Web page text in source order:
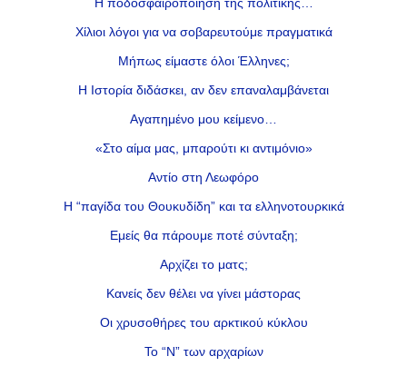
Χίλιοι λόγοι για να σοβαρευτούμε πραγματικά
Μήπως είμαστε όλοι Έλληνες;
Η Ιστορία διδάσκει, αν δεν επαναλαμβάνεται
Αγαπημένο μου κείμενο…
«Στο αίμα μας, μπαρούτι κι αντιμόνιο»
Αντίο στη Λεωφόρο
Η “παγίδα του Θουκυδίδη” και τα ελληνοτουρκικά
Εμείς θα πάρουμε ποτέ σύνταξη;
Αρχίζει το ματς;
Κανείς δεν θέλει να γίνει μάστορας
Οι χρυσοθήρες του αρκτικού κύκλου
Το “Ν” των αρχαρίων